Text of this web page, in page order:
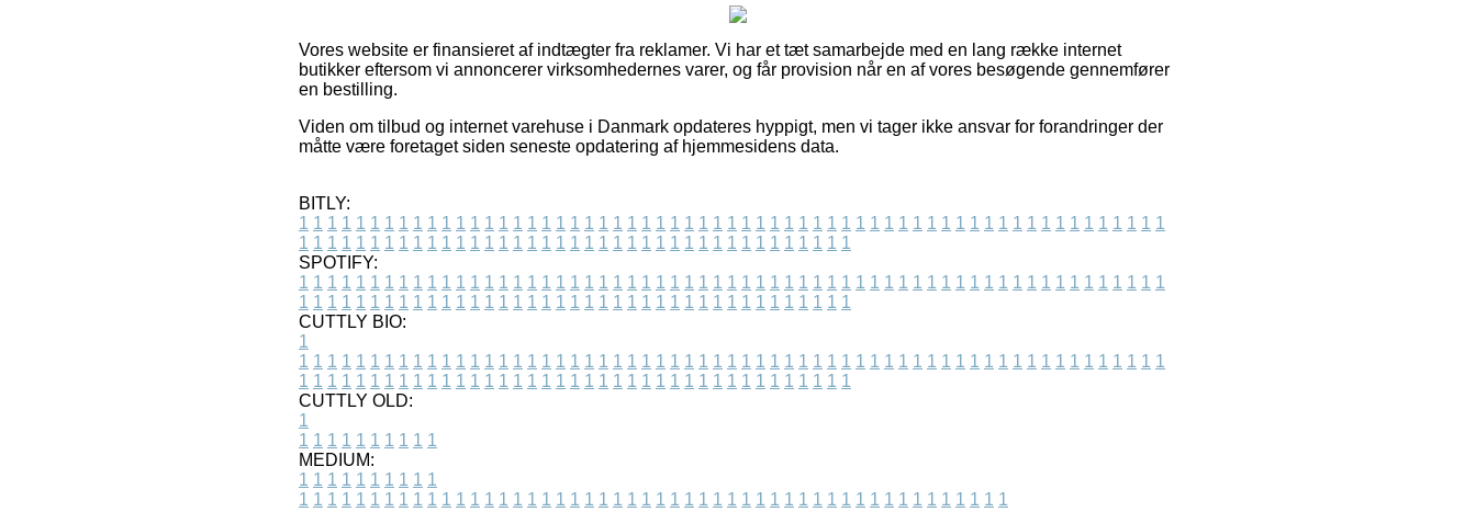
Vores website er finansieret af indtægter fra reklamer. Vi har et tæt samarbejde med en lang række internet
butikker eftersom vi annoncerer virksomhedernes varer, og får provision når en af vores besøgende gennemfører
en bestilling.
Viden om tilbud og internet varehuse i Danmark opdateres hyppigt, men vi tager ikke ansvar for forandringer der
måtte være foretaget siden seneste opdatering af hjemmesidens data.
BITLY:
1 1 1 1 1 1 1 1 1 1 1 1 1 1 1 1 1 1 1 1 1 1 1 1 1 1 1 1 1 1 1 1 1 1 1 1 1 1 1 1 1 1 1 1 1 1 1 1 1 1 1 1 1 1 1 1 1 1 1 1 1
1 1 1 1 1 1 1 1 1 1 1 1 1 1 1 1 1 1 1 1 1 1 1 1 1 1 1 1 1 1 1 1 1 1 1 1 1 1 1
SPOTIFY:
1 1 1 1 1 1 1 1 1 1 1 1 1 1 1 1 1 1 1 1 1 1 1 1 1 1 1 1 1 1 1 1 1 1 1 1 1 1 1 1 1 1 1 1 1 1 1 1 1 1 1 1 1 1 1 1 1 1 1 1 1
1 1 1 1 1 1 1 1 1 1 1 1 1 1 1 1 1 1 1 1 1 1 1 1 1 1 1 1 1 1 1 1 1 1 1 1 1 1 1
CUTTLY BIO:
1
1 1 1 1 1 1 1 1 1 1 1 1 1 1 1 1 1 1 1 1 1 1 1 1 1 1 1 1 1 1 1 1 1 1 1 1 1 1 1 1 1 1 1 1 1 1 1 1 1 1 1 1 1 1 1 1 1 1 1 1 1
1 1 1 1 1 1 1 1 1 1 1 1 1 1 1 1 1 1 1 1 1 1 1 1 1 1 1 1 1 1 1 1 1 1 1 1 1 1 1
CUTTLY OLD:
1
1 1 1 1 1 1 1 1 1 1
MEDIUM:
1 1 1 1 1 1 1 1 1 1
1 1 1 1 1 1 1 1 1 1 1 1 1 1 1 1 1 1 1 1 1 1 1 1 1 1 1 1 1 1 1 1 1 1 1 1 1 1 1 1 1 1 1 1 1 1 1 1 1 1